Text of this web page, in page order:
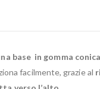
base in gomma
facilmente, grazie al